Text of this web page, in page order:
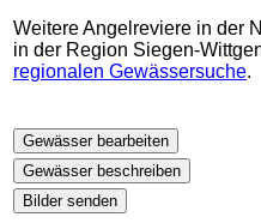
Weitere Angelreviere in der
in der Region Siegen-
regionalen Gewässersuche.
Gewässer bearbeiten
Gewässer beschreiben
Bilder senden